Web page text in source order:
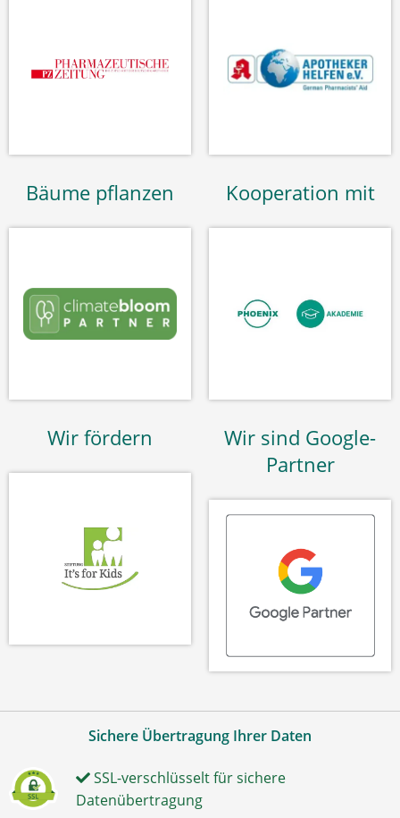
Bäume pflanzen Kooperation mit
Wir fördern
Wir sind Google-
Partner
Sichere Übertragung Ihrer Daten
SSL-verschlüsselt für sichere
Datenübertragung